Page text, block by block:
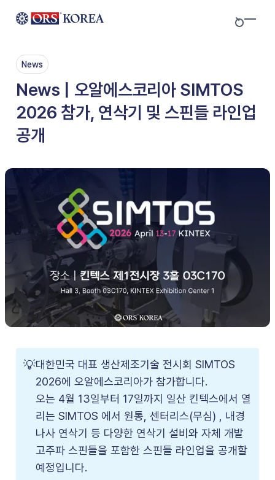
News
News | 오알에스코리아 SIMTOS
2026 참가, 연삭기 및 스핀들 라인업
공개
💡대한민국 대표 생산제조기술 전시회 SIMTOS
2026에 오알에스코리아가 참가합니다.
오는 4월 13일부터 17일까지 일산 킨텍스에서 열
리는 SIMTOS 에서 원통, 센터리스(무심) , 내경
나사 연삭기 등 다양한 연삭기 설비와 자체 개발
고주파 스핀들을 포함한 스핀들 라인업을 공개할
예정입니다.